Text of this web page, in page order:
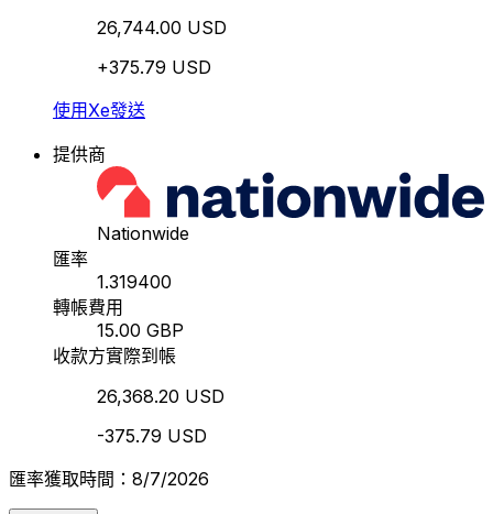
26,744.00 USD
+375.79 USD
使用Xe發送
提供商
Nationwide
匯率
1.319400
轉帳費用
15.00 GBP
收款方實際到帳
26,368.20 USD
-375.79 USD
匯率獲取時間：8/7/2026